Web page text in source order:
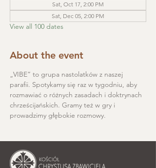
Sat, Oct 17, 2:00 PM
Sat, Dec 05, 2:00 PM
View all 100 dates
About the event
„VIBE” to grupa nastolatków z naszej
parafii. Spotykamy się raz w tygodniu, aby
rozmawiać o różnych zasadach i doktrynach
chrześcijańskich. Gramy też w gry i
prowadzimy głębokie rozmowy.